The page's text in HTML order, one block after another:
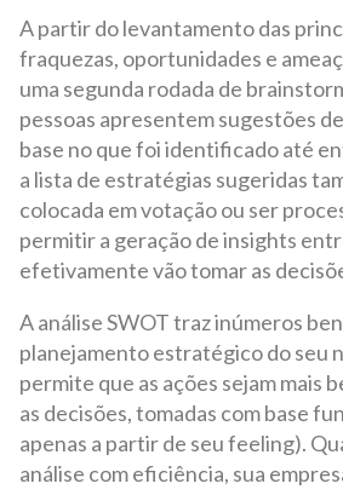
A partir do levantamento das
fraquezas, oportunidades e
uma segunda rodada de
pessoas apresentem sugestões
base no que foi identificado até
a lista de estratégias sugeridas
colocada em votação ou ser
permitir a geração de insights
efetivamente vão tomar as
A análise SWOT traz inúmeros
planejamento estratégico do seu
permite que as ações sejam mais
as decisões, tomadas com base
apenas a partir de seu feeling).
análise com eficiência, sua